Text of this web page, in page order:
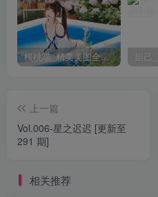
[7.6]
封疆疆v – NO.066 小海月 竞泳
[5.16]
封疆疆v – NO.064 花园旗袍新
[3.2]
桜桃喵_精美美图全部写真作品合集|持续更新
上一篇
Vol.006-星之迟迟 [更新至
291 期]
相关推荐